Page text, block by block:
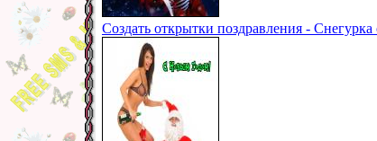
Создать открытки поздравления -